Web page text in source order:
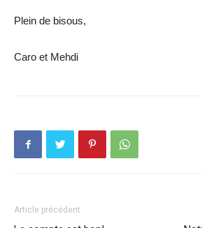
Plein de bisous,
Caro et Mehdi
Article précédent